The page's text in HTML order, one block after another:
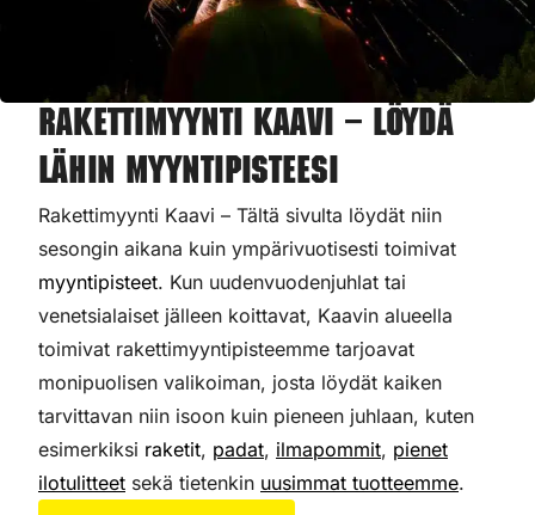
Rakettimyynti Kaavi – Löydä
lähin myyntipisteesi
Rakettimyynti Kaavi – Tältä sivulta löydät niin
sesongin aikana kuin ympärivuotisesti toimivat
myyntipisteet. Kun uudenvuodenjuhlat tai
venetsialaiset jälleen koittavat, Kaavin alueella
toimivat rakettimyyntipisteemme tarjoavat
monipuolisen valikoiman, josta löydät kaiken
tarvittavan niin isoon kuin pieneen juhlaan, kuten
esimerkiksi raketit, padat, ilmapommit, pienet
ilotulitteet sekä tietenkin uusimmat tuotteemme.